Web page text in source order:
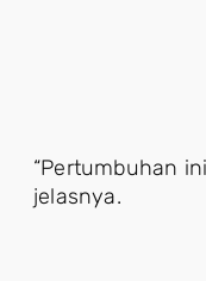
“Pertumbuhan
jelasnya.